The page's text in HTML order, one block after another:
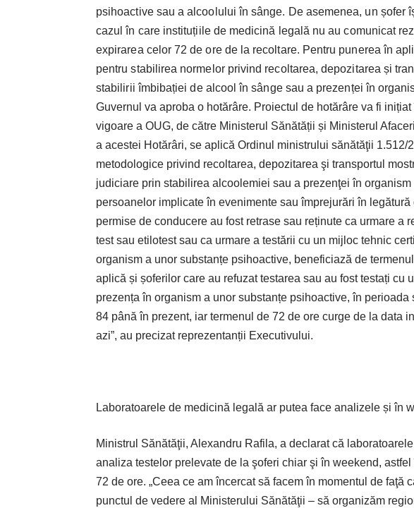
psihoactive sau a alcoolului în sânge. De asemenea, un șofer
cazul în care instituțiile de medicină legală nu au comunicat
expirarea celor 72 de ore de la recoltare. Pentru punerea în
pentru stabilirea normelor privind recoltarea, depozitarea și
stabilirii îmbibației de alcool în sânge sau a prezenței în
Guvernul va aproba o hotărâre. Proiectul de hotărâre va fi
vigoare a OUG, de către Ministerul Sănătății și Ministerul
a acestei Hotărâri, se aplică Ordinul ministrului sănătăţii 1.512/
metodologice privind recoltarea, depozitarea şi transportul
judiciare prin stabilirea alcoolemiei sau a prezenţei în
persoanelor implicate în evenimente sau împrejurări în
permise de conducere au fost retrase sau reținute ca urmare a
test sau etilotest sau ca urmare a testării cu un mijloc tehnic
organism a unor substanțe psihoactive, beneficiază de
aplică și șoferilor care au refuzat testarea sau au fost testați cu
prezența în organism a unor substanțe psihoactive, în
84 până în prezent, iar termenul de 72 de ore curge de la data
azi”, au precizat reprezentanții Executivului.
Laboratoarele de medicină legală ar putea face analizele și în
Ministrul Sănătăţii, Alexandru Rafila, a declarat că
analiza testelor prelevate de la şoferi chiar şi în weekend,
72 de ore. „Ceea ce am încercat să facem în momentul de faţă
punctul de vedere al Ministerului Sănătăţii – să organizăm